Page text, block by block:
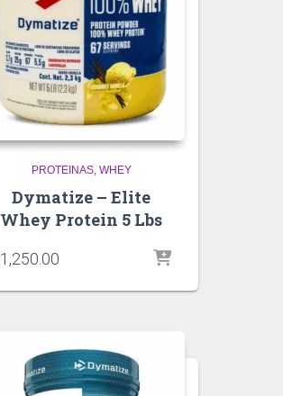
PROTEINAS WHEY
Dymatize – Elite
Whey Protein 5 Lbs
1,250.00